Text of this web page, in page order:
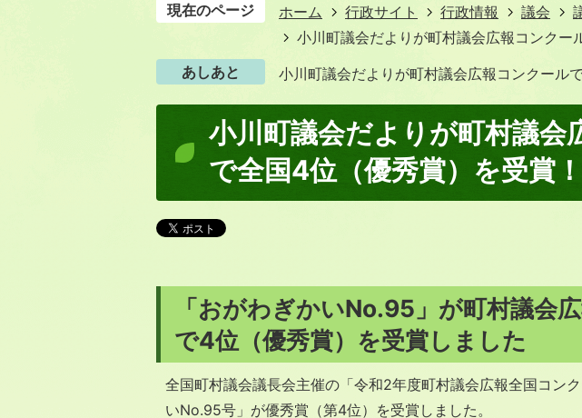
現在のページ ホーム 行政サイト 行政情報 議会
小川町議会だよりが町村議会広報コンクー
あしあと
小川町議会だよりが町村議会広報コンクール
小川町議会だよりが町村議会
で全国4位（優秀賞）を受賞！
「おがわぎかいNo.95」が町村議会
で4位（優秀賞）を受賞しました
全国町村議会議長会主催の「令和2年度町村議会広報全国コン
いNo.95号」が優秀賞（第4位）を受賞しました。